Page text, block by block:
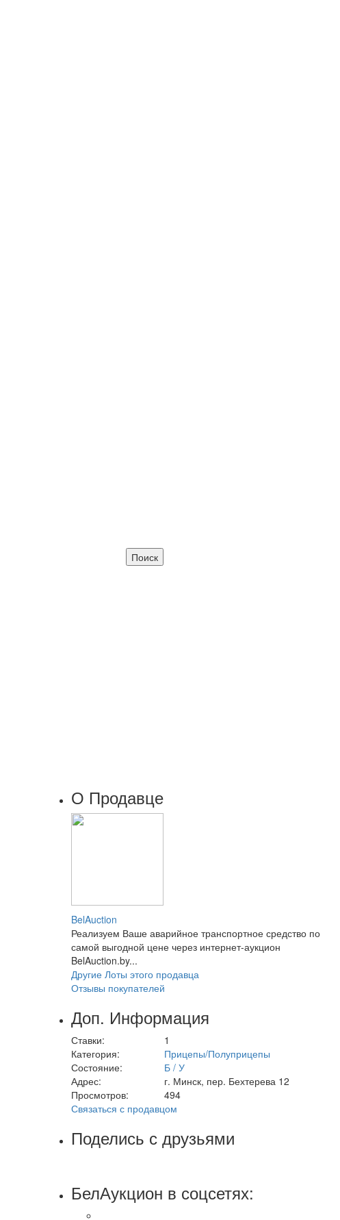
О Продавце
BelAuction
Реализуем Ваше аварийное транспортное средство по
самой выгодной цене через интернет-аукцион
BelAuction.by...
Другие Лоты этого продавца
Отзывы покупателей
Доп. Информация
Ставки:
1
Категория:
Прицепы/Полуприцепы
Состояние:
Б / У
Адрес:
г. Минск, пер. Бехтерева 12
Просмотров:
494
Связаться с продавцом
Поделись с друзьями
БелАукцион в соцсетях: